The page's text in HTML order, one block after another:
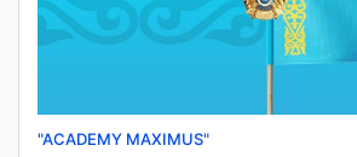
"ACADEMY MAXIMUS"